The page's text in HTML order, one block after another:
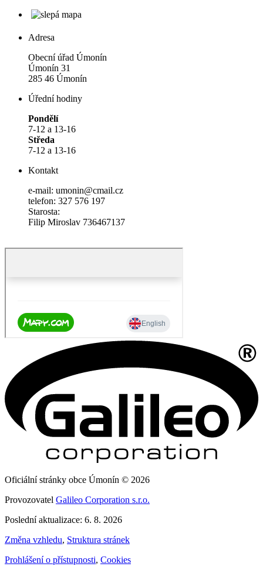
Adresa
Obecní úřad Úmonín
Úmonín 31
285 46 Úmonín
Úřední hodiny
Pondělí
7-12 a 13-16
Středa
7-12 a 13-16
Kontakt
e-mail: umonin@cmail.cz
telefon: 327 576 197
Starosta:
Filip Miroslav 736467137
Oficiální stránky obce Úmonín © 2026
Provozovatel Galileo Corporation s.r.o.
Poslední aktualizace: 6. 8. 2026
Změna vzhledu, Struktura stránek
Prohlášení o přístupnosti, Cookies